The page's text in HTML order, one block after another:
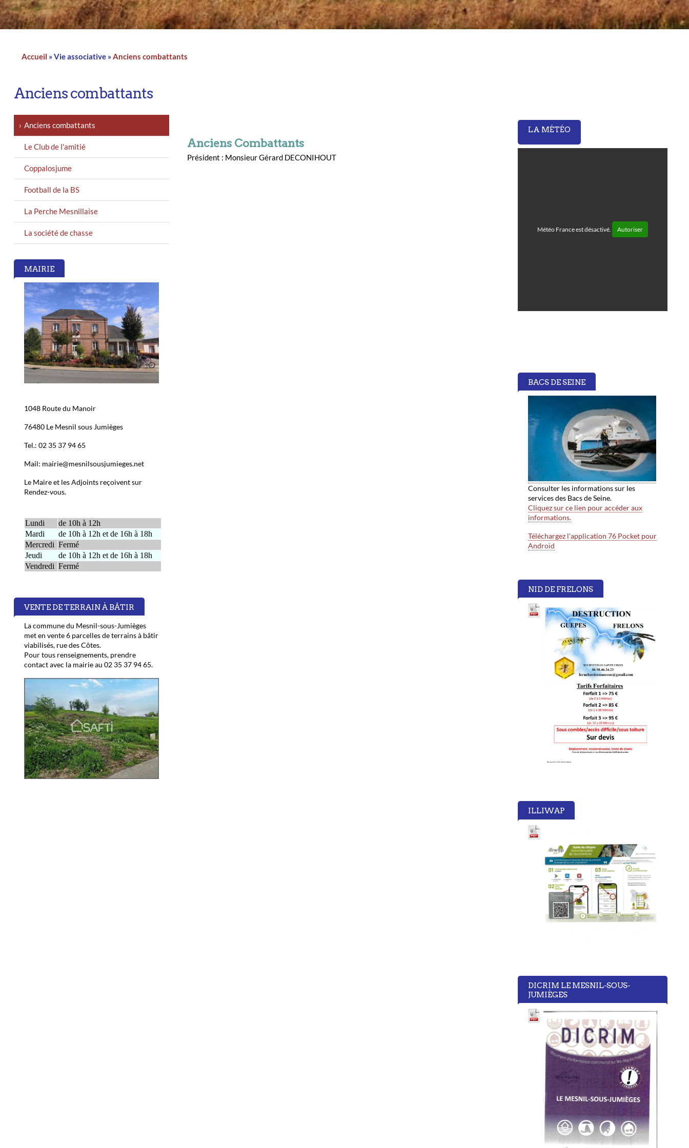
d
I
n
t
a
i
Accueil Vie associative Anciens combattants
Anciens combattants
Anciens Combattants
Président : Monsieur Gérard DECONIHOUT
MENU
Anciens combattants
Le Club de l'amitié
Coppalosjume
Football de la BS
La Perche Mesnillaise
La société de chasse
MAIRIE
1048 Route du Manoir
76480 Le Mesnil sous Jumièges
Tel.: 02 35 37 94 65
Mail: mairie@mesnilsousjumieges.net
Le Maire et les Adjoints reçoivent sur
Rendez-vous.
Lundi
de 10h à 12h
Mardi
de 10h à 12h et de 16h à 18h
Mercredi Fermé
Jeudi
de 10h à 12h et de 16h à 18h
Vendredi Fermé
VENTE DE TERRAIN À BÂTIR
La commune du Mesnil-sous-Jumièges
met en vente 6 parcelles de terrains à bâtir
viabilisés, rue des Côtes.
Pour tous renseignements, prendre
contact avec la mairie au 02 35 37 94 65.
LA MÉTÉO
Météo France est désactivé. Autoriser
BACS DE SEINE
Consulter les informations sur les
services des Bacs de Seine.
Cliquez sur ce lien pour accéder aux
informations.
Téléchargez l'application 76 Pocket pour
Androïd
NID DE FRELONS
ILLIWAP
DICRIM LE MESNIL-SOUS-
JUMIÈGES